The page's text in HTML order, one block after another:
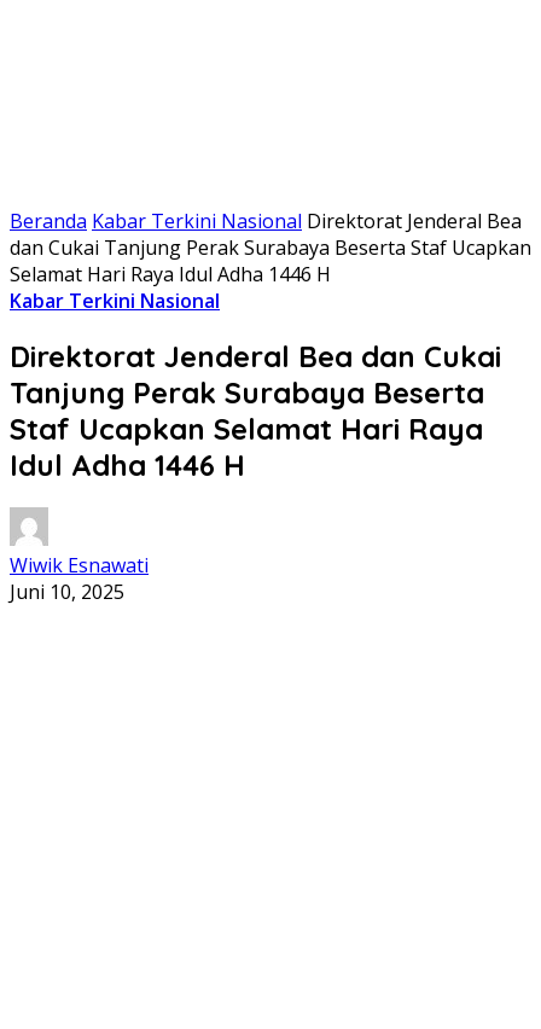
Beranda Kabar Terkini Nasional Direktorat Jenderal Bea
dan Cukai Tanjung Perak Surabaya Beserta Staf Ucapkan
Selamat Hari Raya Idul Adha 1446 H
Kabar Terkini Nasional
Direktorat Jenderal Bea dan Cukai
Tanjung Perak Surabaya Beserta
Staf Ucapkan Selamat Hari Raya
Idul Adha 1446 H
Wiwik Esnawati
Juni 10, 2025